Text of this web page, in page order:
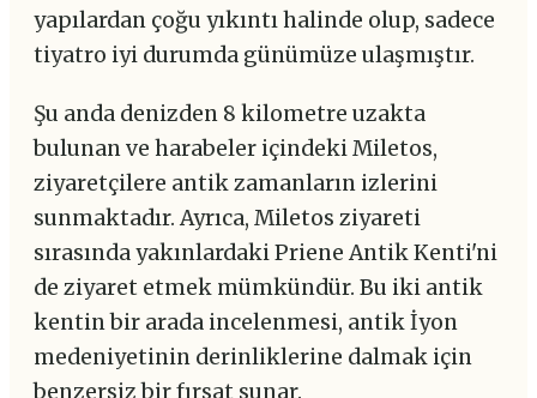
yapılardan çoğu yıkıntı halinde olup, sadece
tiyatro iyi durumda günümüze ulaşmıştır.
Şu anda denizden 8 kilometre uzakta
bulunan ve harabeler içindeki Miletos,
ziyaretçilere antik zamanların izlerini
sunmaktadır. Ayrıca, Miletos ziyareti
sırasında yakınlardaki Priene Antik Kenti'ni
de ziyaret etmek mümkündür. Bu iki antik
kentin bir arada incelenmesi, antik İyon
medeniyetinin derinliklerine dalmak için
benzersiz bir fırsat sunar.